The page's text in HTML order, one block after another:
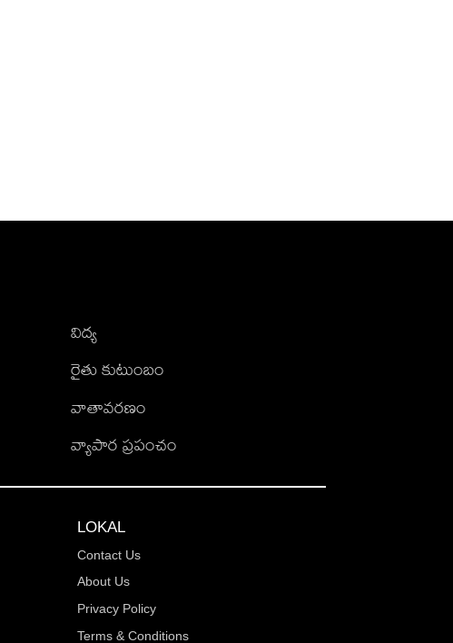
విద్య
రైతు కుటుంబం
వాతావరణం
వ్యాపార ప్రపంచం
LOKAL
Contact Us
About Us
Privacy Policy
Terms & Conditions